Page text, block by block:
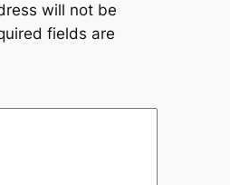
will not be
fields are